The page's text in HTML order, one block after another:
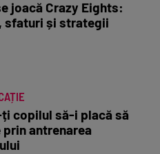
joacă Crazy Eights:
sfaturi și strategii
copilul să-i placă să
prin antrenarea